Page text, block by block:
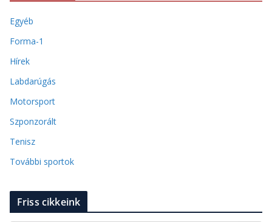
Egyéb
Forma-1
Hírek
Labdarúgás
Motorsport
Szponzorált
Tenisz
További sportok
Friss cikkeink